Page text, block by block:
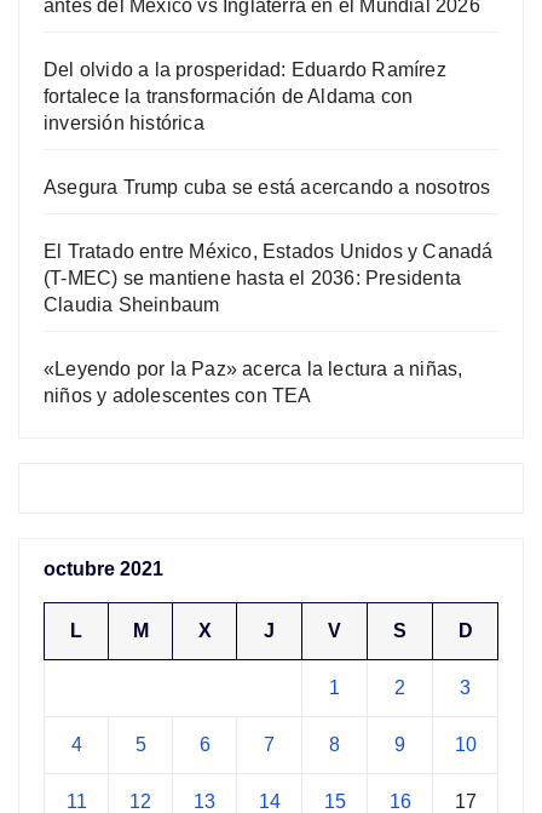
antes del México vs Inglaterra en el Mundial 2026
Del olvido a la prosperidad: Eduardo Ramírez
fortalece la transformación de Aldama con
inversión histórica
Asegura Trump cuba se está acercando a nosotros
El Tratado entre México, Estados Unidos y Canadá
(T-MEC) se mantiene hasta el 2036: Presidenta
Claudia Sheinbaum
«Leyendo por la Paz» acerca la lectura a niñas,
niños y adolescentes con TEA
octubre 2021
L M X J V S D
1 2 3
4 5 6 7 8 9 10
11 12 13 14 15 16 17